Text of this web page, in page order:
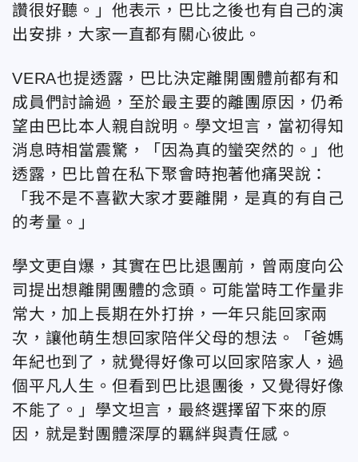
讚很好聽。」他表示，巴比之後也有自己的演
出安排，大家一直都有關心彼此。
VERA也提透露，巴比決定離開團體前都有和
成員們討論過，至於最主要的離團原因，仍希
望由巴比本人親自說明。學文坦言，當初得知
消息時相當震驚，「因為真的蠻突然的。」他
透露，巴比曾在私下聚會時抱著他痛哭說：
「我不是不喜歡大家才要離開，是真的有自己
的考量。」
學文更自爆，其實在巴比退團前，曾兩度向公
司提出想離開團體的念頭。可能當時工作量非
常大，加上長期在外打拚，一年只能回家兩
次，讓他萌生想回家陪伴父母的想法。「爸媽
年紀也到了，就覺得好像可以回家陪家人，過
個平凡人生。但看到巴比退團後，又覺得好像
不能了。」學文坦言，最終選擇留下來的原
因，就是對團體深厚的羈絆與責任感。